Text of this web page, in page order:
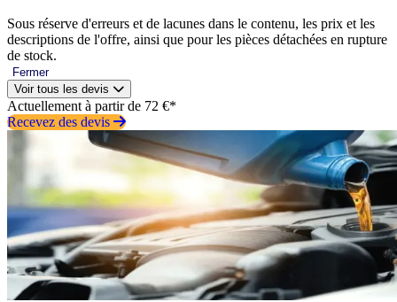
Sous réserve d'erreurs et de lacunes dans le contenu, les prix et les
descriptions de l'offre, ainsi que pour les pièces détachées en rupture
de stock.
Fermer
Voir tous les devis
Actuellement à partir de 72 €*
Recevez des devis